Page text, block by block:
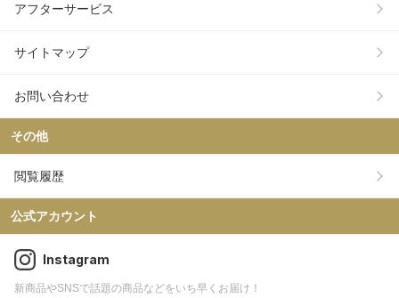
アフターサービス
サイトマップ
お問い合わせ
その他
閲覧履歴
公式アカウント
Instagram
新商品やSNSで話題の商品などをいち早くお届け！